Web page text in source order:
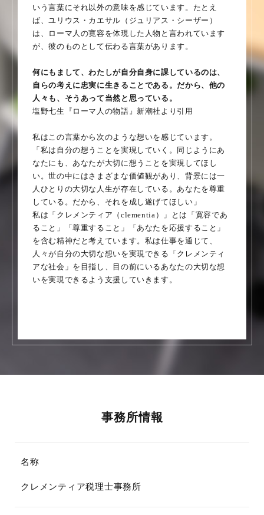
いう言葉にそれ以外の意味を感じています。たとえ
ば、ユリウス・カエサル（ジュリアス・シーザー）
は、ローマ人の寛容を体現した人物と言われています
が、彼のものとして伝わる言葉があります。
何にもまして、わたしが自分自身に課しているのは、
自らの考えに忠実に生きることである。だから、他の
人々も、そうあって当然と思っている。
塩野七生『ローマ人の物語』新潮社より引用
私はこの言葉から次のような想いを感じています。
「私は自分の想うことを実現していく。同じようにあ
なたにも、あなたが大切に想うことを実現してほし
い。世の中にはさまざまな価値観があり、背景には一
人ひとりの大切な人生が存在している。あなたを尊重
している。だから、それを成し遂げてほしい」
私は「クレメンティア（clementia）」とは「寛容であ
ること」「尊重すること」「あなたを応援すること」
を含む精神だと考えています。私は仕事を通じて、
人々が自分の大切な想いを実現できる「クレメンティ
アな社会」を目指し、目の前にいるあなたの大切な想
いを実現できるよう支援していきます。
事務所情報
名称
クレメンティア税理士事務所